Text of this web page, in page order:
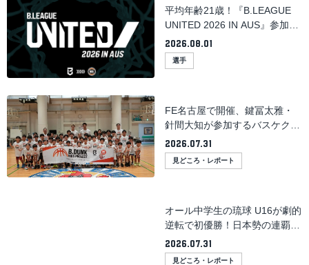
平均年齢21歳！『B.LEAGUE
UNITED 2026 IN AUS』参加選
手たちの意気込みをご紹介！
2026.08.01
選手
FE名古屋で開催、鍵冨太雅・
針間大知が参加するバスケクリ
ニック「B.DUNK KIDS
PROJECT 2026」レポート
2026.07.31
見どころ・レポート
オール中学生の琉球 U16が劇的
逆転で初優勝！日本勢の連覇に
[インフロニア B.LEAGUE U16
CHALLENGE CUP 2026]
2026.07.31
見どころ・レポート